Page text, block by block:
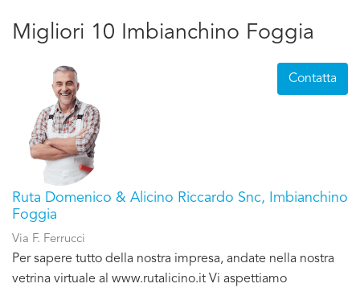
Migliori 10 Imbianchino Foggia
Ruta Domenico & Alicino Riccardo Snc, Imbianchino
Foggia
Via F. Ferrucci
Per sapere tutto della nostra impresa, andate nella nostra
vetrina virtuale al www.rutalicino.it Vi aspettiamo
Contatta